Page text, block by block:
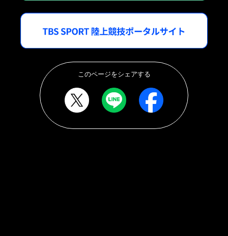
このページをシェアする